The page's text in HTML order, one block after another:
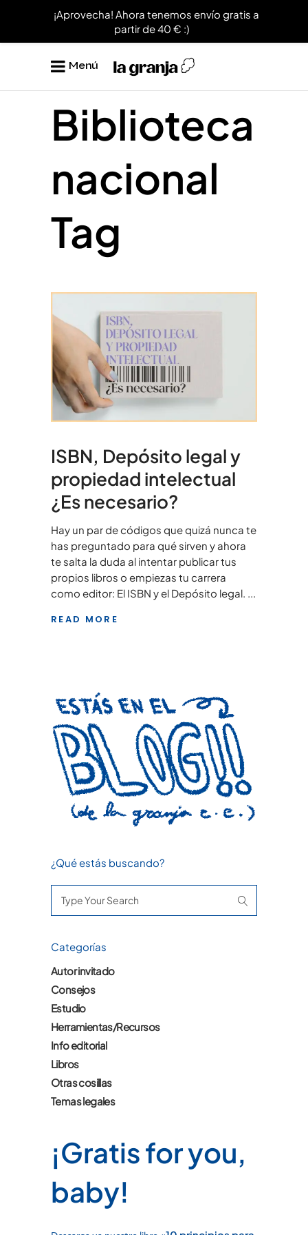
Menú
Biblioteca
nacional
Tag
ISBN, Depósito legal y
propiedad intelectual
¿Es necesario?
Hay un par de códigos que quizá nunca te
has preguntado para qué sirven y ahora
te salta la duda al intentar publicar tus
propios libros o empiezas tu carrera
como editor: El ISBN y el Depósito legal.
READ MORE
¿Qué estás buscando?
for:
Categorías
Autor invitado
Consejos
Estudio
Herramientas/Recursos
Info editorial
Libros
Otras cosillas
Temas legales
¡Gratis for you,
baby!
¡Aprovecha! Ahora tenemos envío gratis a
partir de 40 € :)